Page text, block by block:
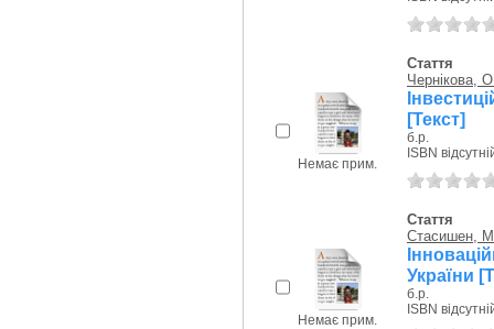
Немає прим.
Стаття
Чернікова,
[Текст]
б.р.
ISBN
Немає прим.
Стаття
Стасишен,
України
б.р.
ISBN